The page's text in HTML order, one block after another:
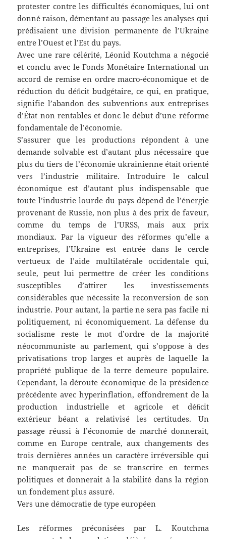
protester contre les difficultés économiques, lui ont
donné raison, démentant au passage les analyses qui
prédisaient une division permanente de l’Ukraine
entre l’Ouest et l’Est du pays.
Avec une rare célérité, Léonid Koutchma a négocié
et conclu avec le Fonds Monétaire International un
accord de remise en ordre macro-économique et de
réduction du déﬁcit budgétaire, ce qui, en pratique,
signifie l’abandon des subventions aux entreprises
d’État non rentables et donc le début d’une réforme
fondamentale de l’économie.
S’assurer que les productions répondent à une
demande solvable est d’autant plus nécessaire que
plus du tiers de l’économie ukrainienne était orienté
vers l’industrie militaire. Introduire le calcul
économique est d’autant plus indispensable que
toute l’industrie lourde du pays dépend de l’énergie
provenant de Russie, non plus à des prix de faveur,
comme du temps de l’URSS, mais aux prix
mondiaux. Par la vigueur des réformes qu’elle a
entreprises, l’Ukraine est entrée dans le cercle
vertueux de l’aide multilatérale occidentale qui,
seule, peut lui permettre de créer les conditions
susceptibles d’attirer les investissements
considérables que nécessite la reconversion de son
industrie. Pour autant, la partie ne sera pas facile ni
politiquement, ni économiquement. La défense du
socialisme reste le mot d’ordre de la majorité
néocommuniste au parlement, qui s’oppose à des
privatisations trop larges et auprès de laquelle la
propriété publique de la terre demeure populaire.
Cependant, la déroute économique de la présidence
précédente avec hyperinflation, effondrement de la
production industrielle et agricole et déﬁcit
extérieur béant a relativisé les certitudes. Un
passage réussi à l’économie de marché donnerait,
comme en Europe centrale, aux changements des
trois dernières années un caractère irréversible qui
ne manquerait pas de se transcrire en termes
politiques et donnerait à la stabilité dans la région
un fondement plus assuré.
Vers une démocratie de type européen
Les réformes préconisées par L. Koutchma